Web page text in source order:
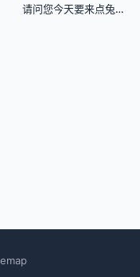
请问您今天要来点兔子吗